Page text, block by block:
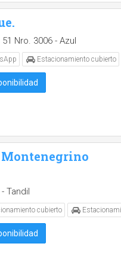
Nro. 3006 - Azul
Estacionamiento cubierto
Montenegrino
Tandil
cubierto